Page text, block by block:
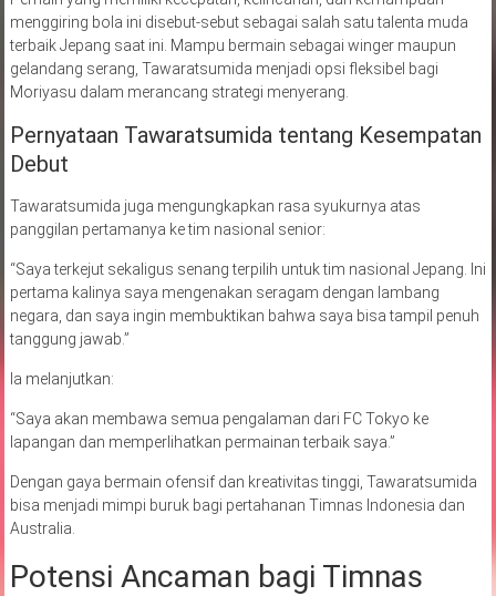
menggiring bola ini disebut-sebut sebagai salah satu talenta muda
terbaik Jepang saat ini. Mampu bermain sebagai winger maupun
gelandang serang, Tawaratsumida menjadi opsi fleksibel bagi
Moriyasu dalam merancang strategi menyerang.
Pernyataan Tawaratsumida tentang Kesempatan
Debut
Tawaratsumida juga mengungkapkan rasa syukurnya atas
panggilan pertamanya ke tim nasional senior:
“Saya terkejut sekaligus senang terpilih untuk tim nasional Jepang. Ini
pertama kalinya saya mengenakan seragam dengan lambang
negara, dan saya ingin membuktikan bahwa saya bisa tampil penuh
tanggung jawab.”
Ia melanjutkan:
“Saya akan membawa semua pengalaman dari FC Tokyo ke
lapangan dan memperlihatkan permainan terbaik saya.”
Dengan gaya bermain ofensif dan kreativitas tinggi, Tawaratsumida
bisa menjadi mimpi buruk bagi pertahanan Timnas Indonesia dan
Australia.
Potensi Ancaman bagi Timnas